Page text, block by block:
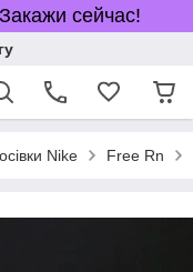
сейчас!
Nike Free Rn